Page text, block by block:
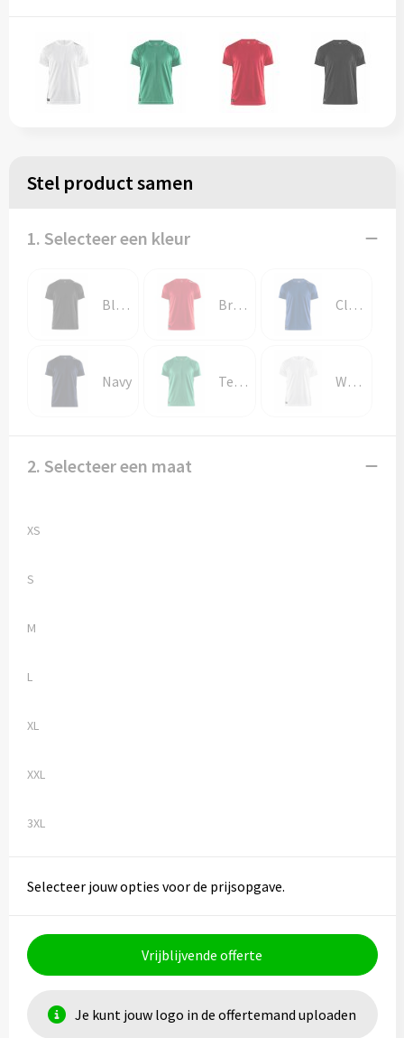
Stel product samen
1. Selecteer een kleur
Black Bright Red Club Cobolt
Navy Team Green White
2. Selecteer een maat
XS
S
M
L
XL
XXL
3XL
Selecteer jouw opties voor de prijsopgave.
Vrijblijvende offerte
Je kunt jouw logo in de offertemand uploaden